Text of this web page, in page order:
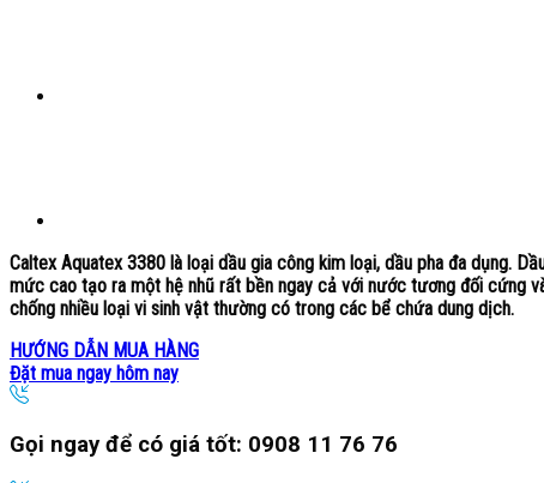
Caltex Aquatex 3380 là loại dầu gia công kim loại, dầu pha đa dụng.
mức cao tạo ra một hệ nhũ rất bền ngay cả với nước tương đối cứng
chống nhiều loại vi sinh vật thường có trong các bể chứa dung dịch.
HƯỚNG DẪN MUA HÀNG
Đặt mua ngay hôm nay
Gọi ngay để có giá tốt: 0908 11 76 76